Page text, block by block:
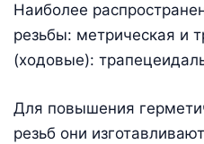
Наиболее
резьбы: метрическая и
(ходовые):
Для повышения
резьб они